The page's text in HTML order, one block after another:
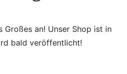
Großes an! Unser Shop ist in
bald veröffentlicht!